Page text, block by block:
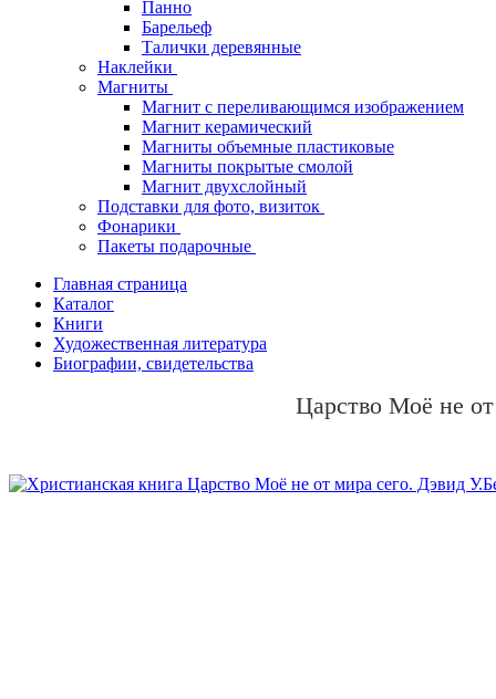
Панно
Барельеф
Талички деревянные
Наклейки
Магниты
Магнит с переливающимся изображением
Магнит керамический
Магниты объемные пластиковые
Магниты покрытые смолой
Магнит двухслойный
Подставки для фото, визиток
Фонарики
Пакеты подарочные
Главная страница
Каталог
Книги
Художественная литература
Биографии, свидетельства
Царство Моё не